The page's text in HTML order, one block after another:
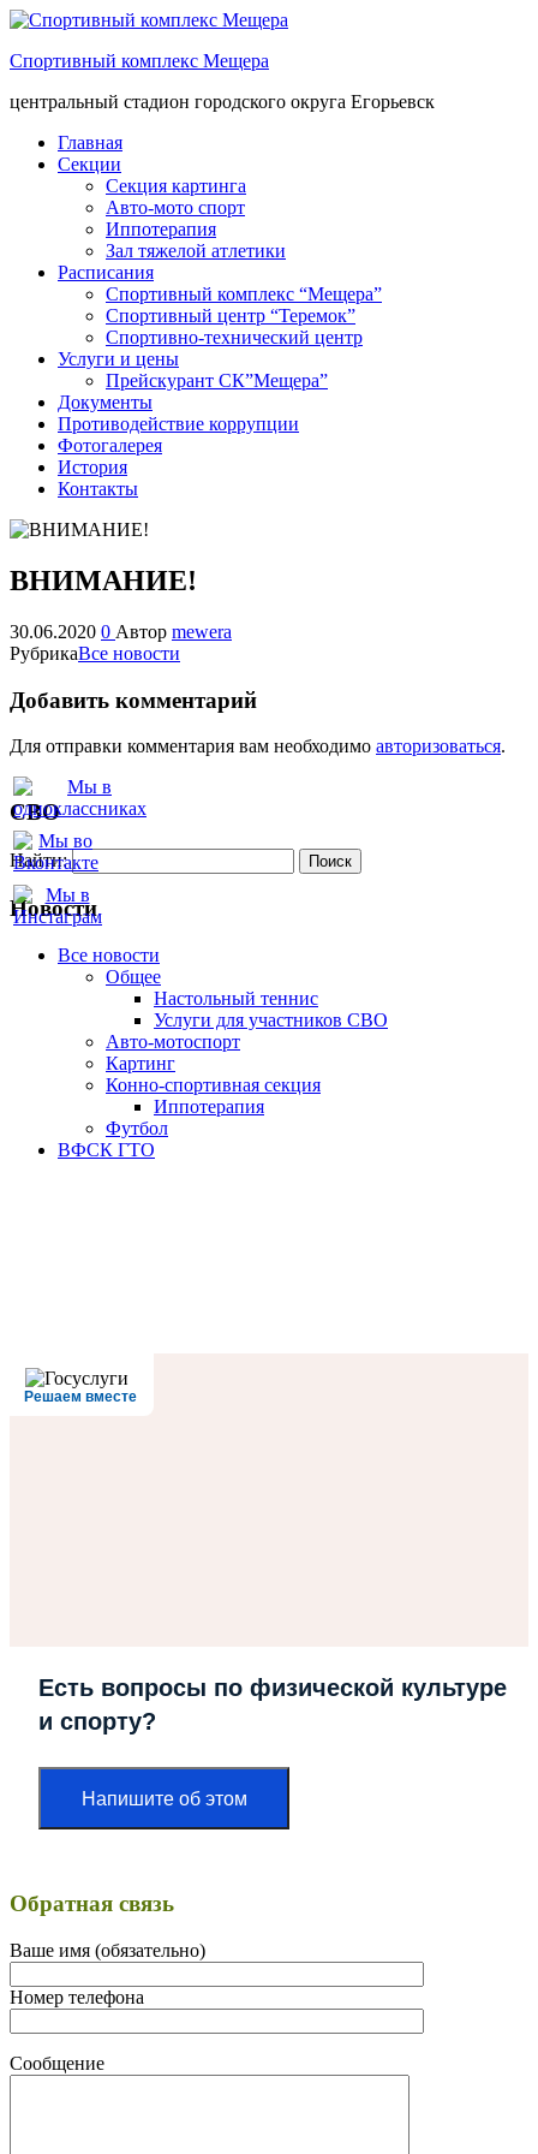
Спортивный комплекс Мещера
центральный стадион городского округа Егорьевск
Главная
Секции
Секция картинга
Авто-мото спорт
Иппотерапия
Зал тяжелой атлетики
Расписания
Спортивный комплекс “Мещера”
Спортивный центр “Теремок”
Спортивно-технический центр
Услуги и цены
Прейскурант СК”Мещера”
Документы
Противодействие коррупции
Фотогалерея
История
Контакты
ВНИМАНИЕ!
30.06.2020 0 Автор mewera
РубрикаВсе новости
Добавить комментарий
Для отправки комментария вам необходимо авторизоваться.
СВО
Найти:
Новости
Все новости
Oбщее
Настольный теннис
Услуги для участников СВО
Авто-мотоспорт
Картинг
Конно-спортивная секция
Иппотерапия
Футбол
ВФСК ГТО
Решаем вместе
Есть вопросы по физической культуре
и спорту?
Напишите об этом
Обратная связь
Ваше имя (обязательно)
Номер телефона
Сообщение